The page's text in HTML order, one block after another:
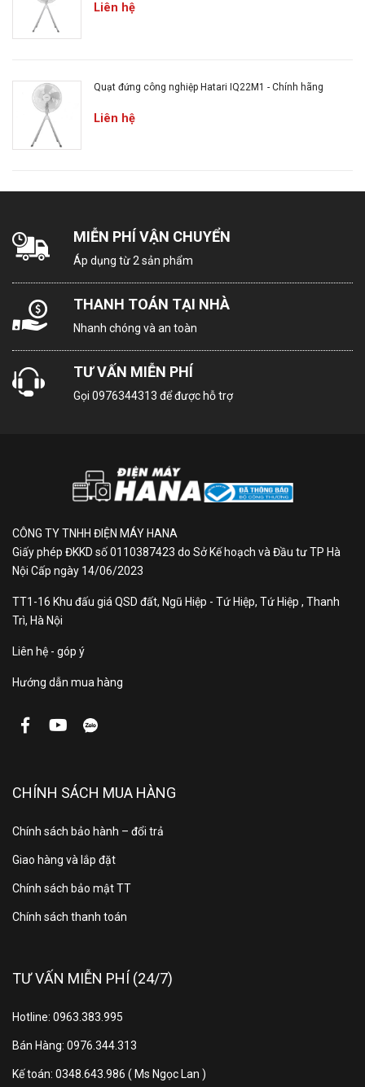
Liên hệ
Quạt đứng công nghiệp Hatari IQ22M1 - Chính hãng
Liên hệ
MIỄN PHÍ VẬN CHUYỂN
Áp dụng từ 2 sản phẩm
THANH TOÁN TẠI NHÀ
Nhanh chóng và an toàn
TƯ VẤN MIỄN PHÍ
Gọi 0976344313 để được hỗ trợ
CÔNG TY TNHH ĐIỆN MÁY HANA
Giấy phép ĐKKD số 0110387423 do Sở Kế hoạch và Đầu tư TP Hà
Nội Cấp ngày 14/06/2023
TT1-16 Khu đấu giá QSD đất, Ngũ Hiệp - Tứ Hiệp, Tứ Hiệp , Thanh
Trì, Hà Nội
Liên hệ - góp ý
Hướng dẫn mua hàng
CHÍNH SÁCH MUA HÀNG
Chính sách bảo hành – đổi trả
Giao hàng và lắp đặt
Chính sách bảo mật TT
Chính sách thanh toán
TƯ VẤN MIỄN PHÍ (24/7)
Hotline: 0963.383.995
Bán Hàng: 0976.344.313
Kế toán: 0348.643.986 ( Ms Ngọc Lan )